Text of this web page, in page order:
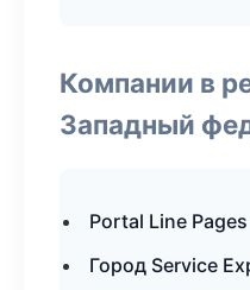
Компании в
Западный
Portal Line
Город Service